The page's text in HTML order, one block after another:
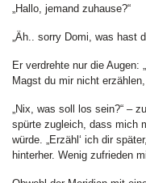
„Hallo, jemand zuhause?“
„Äh.. sorry Domi, was hast
Er verdrehte nur die Augen:
Magst du mir nicht
„Nix, was soll los sein?“ –
spürte zugleich, dass mich
würde. „Erzähl‘ ich dir
hinterher. Wenig zufrieden